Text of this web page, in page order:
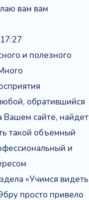
вам вам
и полезного
обратившийся
Вашем сайте, найдет
такой объемный
и
«Учимся видеть
просто привело